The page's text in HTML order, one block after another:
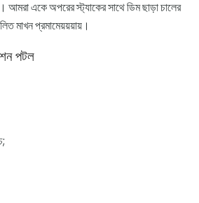
আমরা একে অপরের স্ট্যাকের সাথে ডিম ছাড়া চালের
মাখন প্রমামেয়য়য়ায়।
পটল